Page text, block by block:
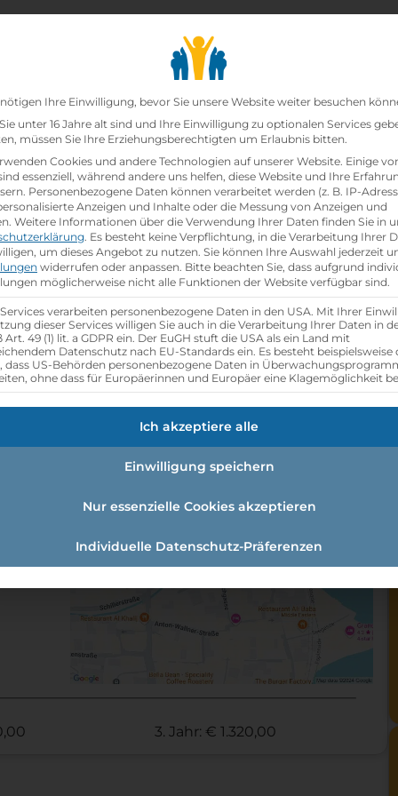
Lehrbetriebesearch
(m/w/d)
(m/w/d)
Referenznummer: 80d644f4
location_on Ausbildungsstandort:
Auerspergstraße 11
5700 Zell am See,Salzburg
3. Jahr: € 1.320,00
Datenschutz-
Ihre Einwilligung, bevor Sie unsere Website weiter besuchen
unter 16 Jahre alt sind und Ihre Einwilligung zu optionalen Services
müssen Sie Ihre Erziehungsberechtigten um Erlaubnis bitten.
Cookies und andere Technologien auf unserer Website. Einige
essenziell, während andere uns helfen, diese Website und Ihre
Personenbezogene Daten können verarbeitet werden (z. B. IP-
Anzeigen und Inhalte oder die Messung von Anzeigen und
Weitere Informationen über die Verwendung Ihrer Daten finden Sie in
. Es besteht keine Verpflichtung, in die Verarbeitung Ihrer
um dieses Angebot zu nutzen. Sie können Ihre Auswahl jederzeit
widerrufen oder anpassen. Bitte beachten Sie, dass aufgrund
möglicherweise nicht alle Funktionen der Website verfügbar sind.
verarbeiten personenbezogene Daten in den USA. Mit Ihrer
dieser Services willigen Sie auch in die Verarbeitung Ihrer Daten in
Art. 49 (1) lit. a GDPR ein. Der EuGH stuft die USA als ein Land mit
Datenschutz nach EU-Standards ein. Es besteht beispielsweise
dass US-Behörden personenbezogene Daten in
ohne dass für Europäerinnen und Europäer eine Klagemöglichkeit
Ich akzeptiere alle
Einwilligung speichern
Nur essenzielle Cookies akzeptieren
Individuelle Datenschutz-Präferenzen